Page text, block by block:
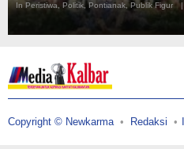
In Peristiwa, Politik, Pontianak, Publik Figur |
Copyright © Newkarma Redaksi